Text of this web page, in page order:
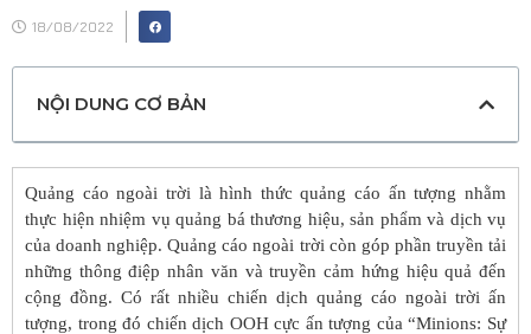
18/08/2022
NỘI DUNG CƠ BẢN
Quảng cáo ngoài trời là hình thức quảng cáo ấn tượng nhằm
thực hiện nhiệm vụ quảng bá thương hiệu, sản phẩm và dịch vụ
của doanh nghiệp. Quảng cáo ngoài trời còn góp phần truyền tải
những thông điệp nhân văn và truyền cảm hứng hiệu quả đến
cộng đồng. Có rất nhiều chiến dịch quảng cáo ngoài trời ấn
tượng, trong đó chiến dịch OOH cực ấn tượng của “Minions: Sự